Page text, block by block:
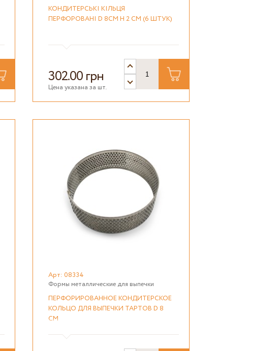
КОНДИТЕРСЬКІ КІЛЬЦЯ
ПЕРФОРОВАНІ D 8СМ H 2 СМ (6 ШТУК)
302.00 грн
Цена указана за шт.
Арт: 08334
Формы металлические для выпечки
ПЕРФОРИРОВАННОЕ КОНДИТЕРСКОЕ
КОЛЬЦО ДЛЯ ВЫПЕЧКИ ТАРТОВ D 8
СМ